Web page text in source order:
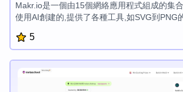
Makr.io是一個由15個網絡應用程式組成的集
使用AI創建的,提供了各種工具,如SVG到PNG
子郵件主題行測試器,鼓舞人心的引語,國家探
書推薦,番茄鐘計時器,議程規劃器,HN增強
5